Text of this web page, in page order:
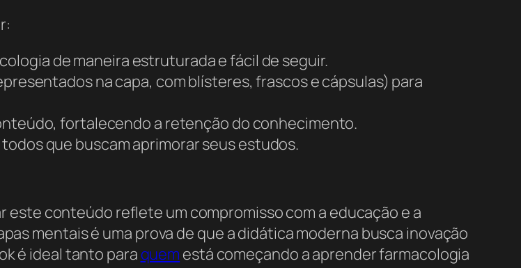
de maneira estruturada e fácil de seguir.
na capa, com blísteres, frascos e cápsulas) para
fortalecendo a retenção do conhecimento.
que buscam aprimorar seus estudos.
este conteúdo reflete um compromisso com a educação e a
mentais é uma prova de que a didática moderna busca inovação
é ideal tanto para quem está começando a aprender farmacologia